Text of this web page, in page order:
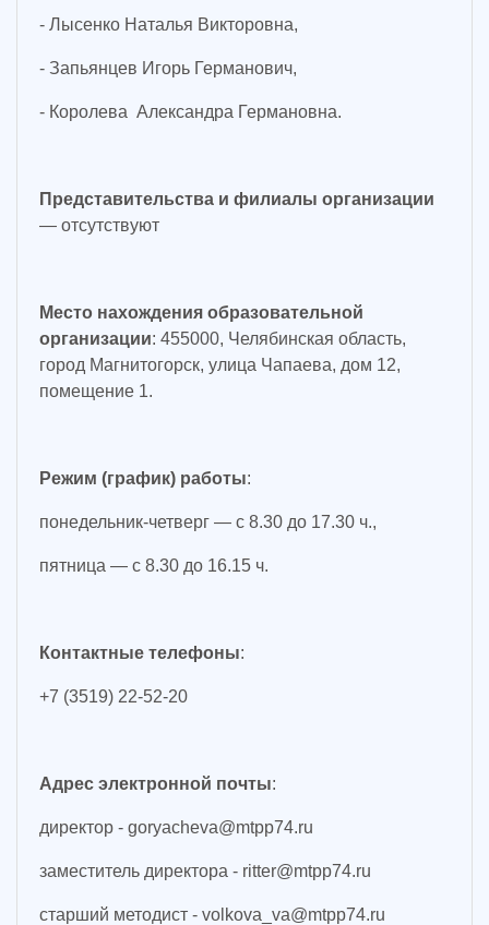
- Лысенко Наталья Викторовна,
- Запьянцев Игорь Германович,
- Королева Александра Германовна.
Представительства и филиалы организации
— отсутствуют
Место нахождения образовательной
организации: 455000, Челябинская область,
город Магнитогорск, улица Чапаева, дом 12,
помещение 1.
Режим (график) работы:
понедельник-четверг — с 8.30 до 17.30 ч.,
пятница — с 8.30 до 16.15 ч.
Контактные телефоны:
+7 (3519) 22-52-20
Адрес электронной почты:
директор - goryacheva@mtpp74.ru
заместитель директора - ritter@mtpp74.ru
старший методист - volkova_va@mtpp74.ru